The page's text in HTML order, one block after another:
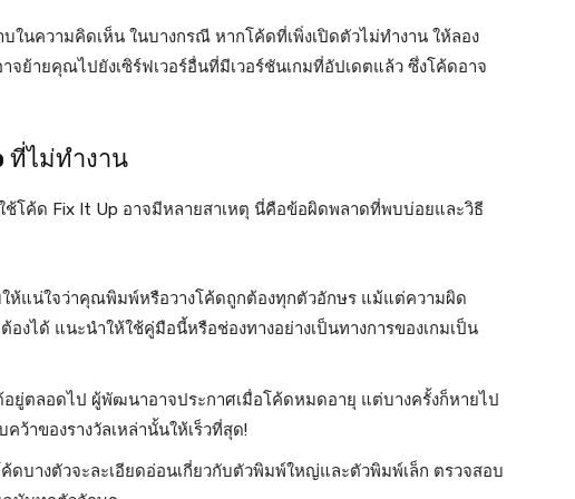
ในความคิดเห็น ในบางกรณี หากโค้ดที่เพิ่งเปิดตัวไม่ทำงาน ให้ลอง
จย้ายคุณไปยังเซิร์ฟเวอร์อื่นที่มีเวอร์ชันเกมที่อัปเดตแล้ว ซึ่งโค้ดอาจ
ที่ไม่ทำงาน
โค้ด Fix It Up อาจมีหลายสาเหตุ นี่คือข้อผิดพลาดที่พบบ่อยและวิธี
ให้แน่ใจว่าคุณพิมพ์หรือวางโค้ดถูกต้องทุกตัวอักษร แม้แต่ความผิด
งได้ แนะนำให้ใช้คู่มือนี้หรือช่องทางอย่างเป็นทางการของเกมเป็น
ยู่ตลอดไป ผู้พัฒนาอาจประกาศเมื่อโค้ดหมดอายุ แต่บางครั้งก็หายไป
ว้าของรางวัลเหล่านั้นให้เร็วที่สุด!
บางตัวจะละเอียดอ่อนเกี่ยวกับตัวพิมพ์ใหญ่และตัวพิมพ์เล็ก ตรวจสอบ